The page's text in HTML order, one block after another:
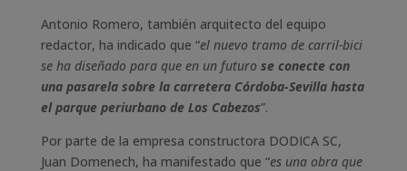
Antonio Romero, también arquitecto del equipo
redactor, ha indicado que “el nuevo tramo de carril-bici
se ha diseñado para que en un futuro se conecte con
una pasarela sobre la carretera Córdoba-Sevilla hasta
el parque periurbano de Los Cabezos”.
Por parte de la empresa constructora DODICA SC,
Juan Domenech, ha manifestado que “es una obra que